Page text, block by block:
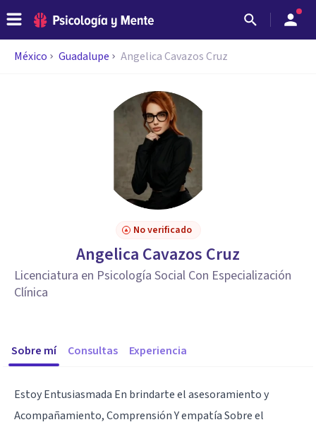
México Guadalupe Angelica Cavazos Cruz
No verificado
Angelica Cavazos Cruz
Licenciatura en Psicología Social Con Especialización
Clínica
Sobre mí Consultas Experiencia
Estoy Entusiasmada En brindarte el asesoramiento y
Acompañamiento, Comprensión Y empatía Sobre el